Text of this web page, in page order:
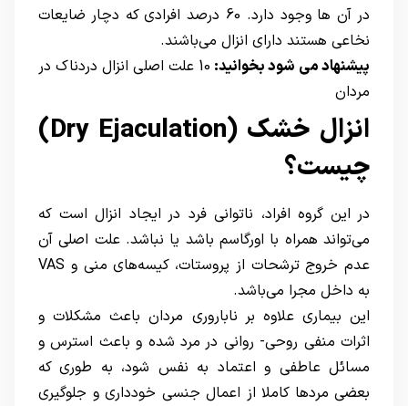
در آن ها وجود دارد. 60 درصد افرادی که دچار ضایعات
نخاعی هستند دارای انزال می‌باشند.
پیشنهاد می شود بخوانید:
10 علت اصلی انزال دردناک در
مردان
انزال خشک (Dry Ejaculation)
چیست؟
در این گروه افراد، ناتوانی فرد در ایجاد انزال است که
می‌تواند همراه با اورگاسم باشد یا نباشد. علت اصلی آن
عدم خروج ترشحات از پروستات، کیسه‌های منی و VAS
به داخل مجرا می‌باشد.
این بیماری علاوه بر ناباروری مردانباعث مشکلات و
اثرات منفی روحی- روانی در مرد شده و باعث استرس و
مسائل عاطفی و اعتماد به نفس شود، به طوری که
بعضی مردها کاملا از اعمال جنسی خودداری و جلوگیری